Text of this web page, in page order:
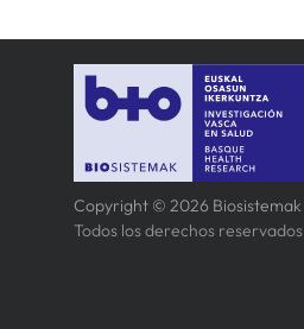
Copyright © 2026 Biosistemak
Todos los derechos reservados